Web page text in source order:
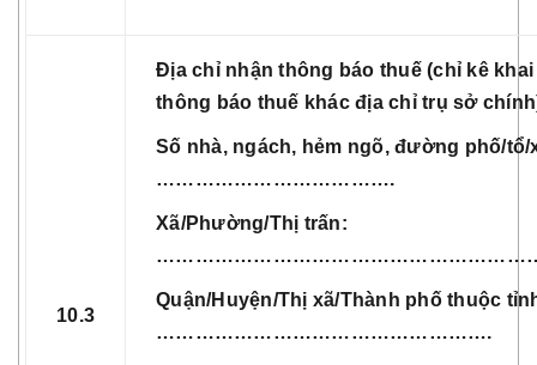
10.3
Địa chỉ nhận thông báo thuế (chỉ kê
thông báo thuế khác địa chỉ trụ sở
Số nhà, ngách, hẻm ngõ, đường phố/tổ/
……………………………….
Xã/Phường/Thị trấn:
Quận/Huyện/Thị xã/Thành phố thuộc
…………………………………………….